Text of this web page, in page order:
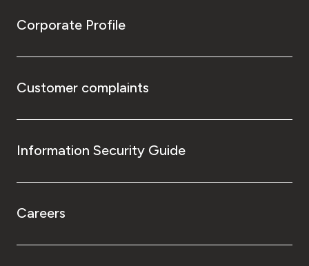
Corporate Profile
Customer complaints
Information Security Guide
Careers